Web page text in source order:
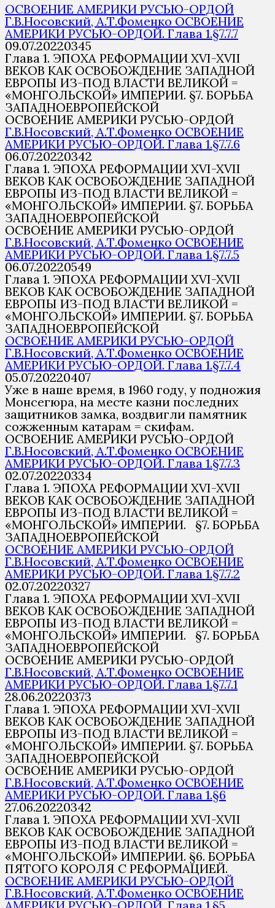
ОСВОЕНИЕ АМЕРИКИ РУСЬЮ-ОРДОЙ
Г.В.Носовский, А.Т.Фоменко ОСВОЕНИЕ
АМЕРИКИ РУСЬЮ-ОРДОЙ. Глава 1.§7.7.7
09.07.20220345
Глава 1. ЭПОХА РЕФОРМАЦИИ XVI-XVII
ВЕКОВ КАК ОСВОБОЖДЕНИЕ ЗАПАДНОЙ
ЕВРОПЫ ИЗ-ПОД ВЛАСТИ ВЕЛИКОЙ =
«МОНГОЛЬСКОЙ» ИМПЕРИИ. §7. БОРЬБА
ЗАПАДНОЕВРОПЕЙСКОЙ
ОСВОЕНИЕ АМЕРИКИ РУСЬЮ-ОРДОЙ
Г.В.Носовский, А.Т.Фоменко ОСВОЕНИЕ
АМЕРИКИ РУСЬЮ-ОРДОЙ. Глава 1.§7.7.6
06.07.20220342
Глава 1. ЭПОХА РЕФОРМАЦИИ XVI-XVII
ВЕКОВ КАК ОСВОБОЖДЕНИЕ ЗАПАДНОЙ
ЕВРОПЫ ИЗ-ПОД ВЛАСТИ ВЕЛИКОЙ =
«МОНГОЛЬСКОЙ» ИМПЕРИИ. §7. БОРЬБА
ЗАПАДНОЕВРОПЕЙСКОЙ
ОСВОЕНИЕ АМЕРИКИ РУСЬЮ-ОРДОЙ
Г.В.Носовский, А.Т.Фоменко ОСВОЕНИЕ
АМЕРИКИ РУСЬЮ-ОРДОЙ. Глава 1.§7.7.5
06.07.20220549
Глава 1. ЭПОХА РЕФОРМАЦИИ XVI-XVII
ВЕКОВ КАК ОСВОБОЖДЕНИЕ ЗАПАДНОЙ
ЕВРОПЫ ИЗ-ПОД ВЛАСТИ ВЕЛИКОЙ =
«МОНГОЛЬСКОЙ» ИМПЕРИИ. §7. БОРЬБА
ЗАПАДНОЕВРОПЕЙСКОЙ
ОСВОЕНИЕ АМЕРИКИ РУСЬЮ-ОРДОЙ
Г.В.Носовский, А.Т.Фоменко ОСВОЕНИЕ
АМЕРИКИ РУСЬЮ-ОРДОЙ. Глава 1.§7.7.4
05.07.20220407
Уже в наше время, в 1960 году, у подножия
Монсегюра, на месте казни последних
защитников замка, воздвигли памятник
сожженным катарам = скифам.
ОСВОЕНИЕ АМЕРИКИ РУСЬЮ-ОРДОЙ
Г.В.Носовский, А.Т.Фоменко ОСВОЕНИЕ
АМЕРИКИ РУСЬЮ-ОРДОЙ. Глава 1.§7.7.3
02.07.20220334
Глава 1. ЭПОХА РЕФОРМАЦИИ XVI-XVII
ВЕКОВ КАК ОСВОБОЖДЕНИЕ ЗАПАДНОЙ
ЕВРОПЫ ИЗ-ПОД ВЛАСТИ ВЕЛИКОЙ =
«МОНГОЛЬСКОЙ» ИМПЕРИИ. §7. БОРЬБА
ЗАПАДНОЕВРОПЕЙСКОЙ
ОСВОЕНИЕ АМЕРИКИ РУСЬЮ-ОРДОЙ
Г.В.Носовский, А.Т.Фоменко ОСВОЕНИЕ
АМЕРИКИ РУСЬЮ-ОРДОЙ. Глава 1.§7.7.2
02.07.20220327
Глава 1. ЭПОХА РЕФОРМАЦИИ XVI-XVII
ВЕКОВ КАК ОСВОБОЖДЕНИЕ ЗАПАДНОЙ
ЕВРОПЫ ИЗ-ПОД ВЛАСТИ ВЕЛИКОЙ =
«МОНГОЛЬСКОЙ» ИМПЕРИИ. §7. БОРЬБА
ЗАПАДНОЕВРОПЕЙСКОЙ
ОСВОЕНИЕ АМЕРИКИ РУСЬЮ-ОРДОЙ
Г.В.Носовский, А.Т.Фоменко ОСВОЕНИЕ
АМЕРИКИ РУСЬЮ-ОРДОЙ. Глава 1.§7.7.1
28.06.20220373
Глава 1. ЭПОХА РЕФОРМАЦИИ XVI-XVII
ВЕКОВ КАК ОСВОБОЖДЕНИЕ ЗАПАДНОЙ
ЕВРОПЫ ИЗ-ПОД ВЛАСТИ ВЕЛИКОЙ =
«МОНГОЛЬСКОЙ» ИМПЕРИИ. §7. БОРЬБА
ЗАПАДНОЕВРОПЕЙСКОЙ
ОСВОЕНИЕ АМЕРИКИ РУСЬЮ-ОРДОЙ
Г.В.Носовский, А.Т.Фоменко ОСВОЕНИЕ
АМЕРИКИ РУСЬЮ-ОРДОЙ. Глава 1.§6
27.06.20220342
Глава 1. ЭПОХА РЕФОРМАЦИИ XVI-XVII
ВЕКОВ КАК ОСВОБОЖДЕНИЕ ЗАПАДНОЙ
ЕВРОПЫ ИЗ-ПОД ВЛАСТИ ВЕЛИКОЙ =
«МОНГОЛЬСКОЙ» ИМПЕРИИ. §6. БОРЬБА
ПЯТОГО КОРОЛЯ С РЕФОРМАЦИЕЙ.
ОСВОЕНИЕ АМЕРИКИ РУСЬЮ-ОРДОЙ
Г.В.Носовский, А.Т.Фоменко ОСВОЕНИЕ